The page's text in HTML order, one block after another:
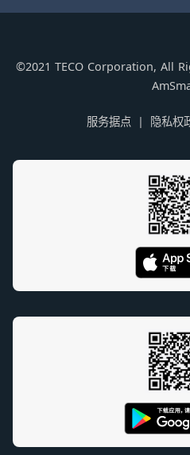
©2021 TECO Corporation, All
服务据点 隐私权